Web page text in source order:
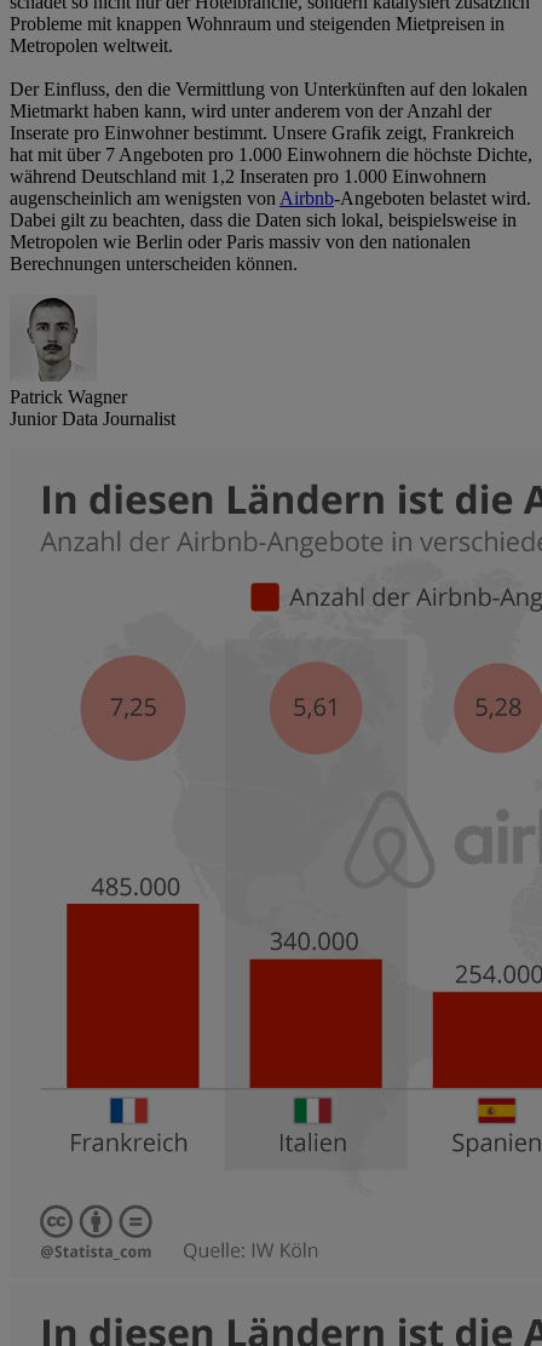
Probleme mit knappen Wohnraum und steigenden Mietpreisen in
Metropolen weltweit.
Der Einfluss, den die Vermittlung von Unterkünften auf den lokalen
Mietmarkt haben kann, wird unter anderem von der Anzahl der
Inserate pro Einwohner bestimmt. Unsere Grafik zeigt, Frankreich
hat mit über 7 Angeboten pro 1.000 Einwohnern die höchste Dichte,
während Deutschland mit 1,2 Inseraten pro 1.000 Einwohnern
augenscheinlich am wenigsten vonAirbnb-Angeboten belastet wird.
Dabei gilt zu beachten, dass die Daten sich lokal, beispielsweise in
Metropolen wie Berlin oder Paris massiv von den nationalen
Berechnungen unterscheiden können.
Patrick Wagner
Junior Data Journalist